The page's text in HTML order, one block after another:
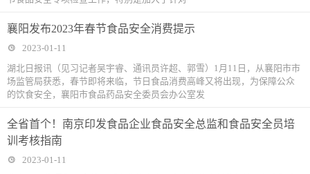
襄阳发布2023年春节食品安全消费提示
2023-01-11
湖北日报讯（见习记者吴宇睿、通讯员许超、郭雪）1月11日，从襄阳市市
场监管局获悉，春节即将来临，节日食品消费高峰又将出现，为保障公众
的饮食安全，襄阳市食品药品安全委员会办公室发
全省首个！南京印发食品企业食品安全总监和食品安全员培
训考核指南
2023-01-11